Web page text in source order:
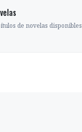
de novelas disponibles